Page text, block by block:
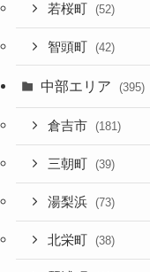
若桜町 (52)
智頭町 (42)
中部エリア (395)
倉吉市 (181)
三朝町 (39)
湯梨浜 (73)
北栄町 (38)